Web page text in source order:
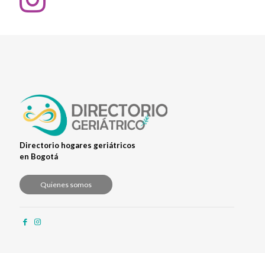
Directorio hogares geriátricos
en Bogotá
Quienes somos